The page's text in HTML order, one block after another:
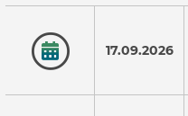
17.09.2026